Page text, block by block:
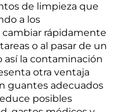
de limpieza que
a los
rápidamente
o al pasar de un
así la contaminación
otra ventaja
guantes adecuados
posibles